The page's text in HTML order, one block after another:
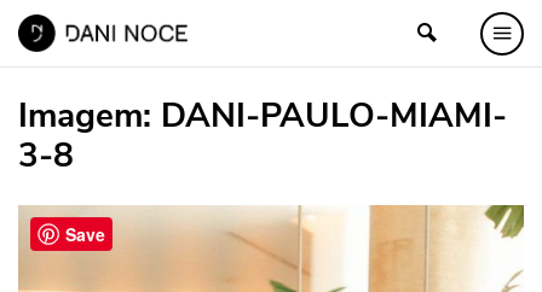
Imagem: DANI-PAULO-MIAMI-
3-8
Save